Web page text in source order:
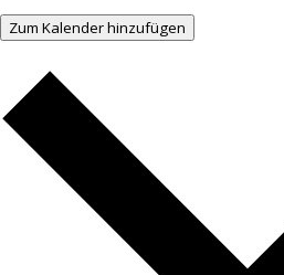
Zum Kalender hinzufügen